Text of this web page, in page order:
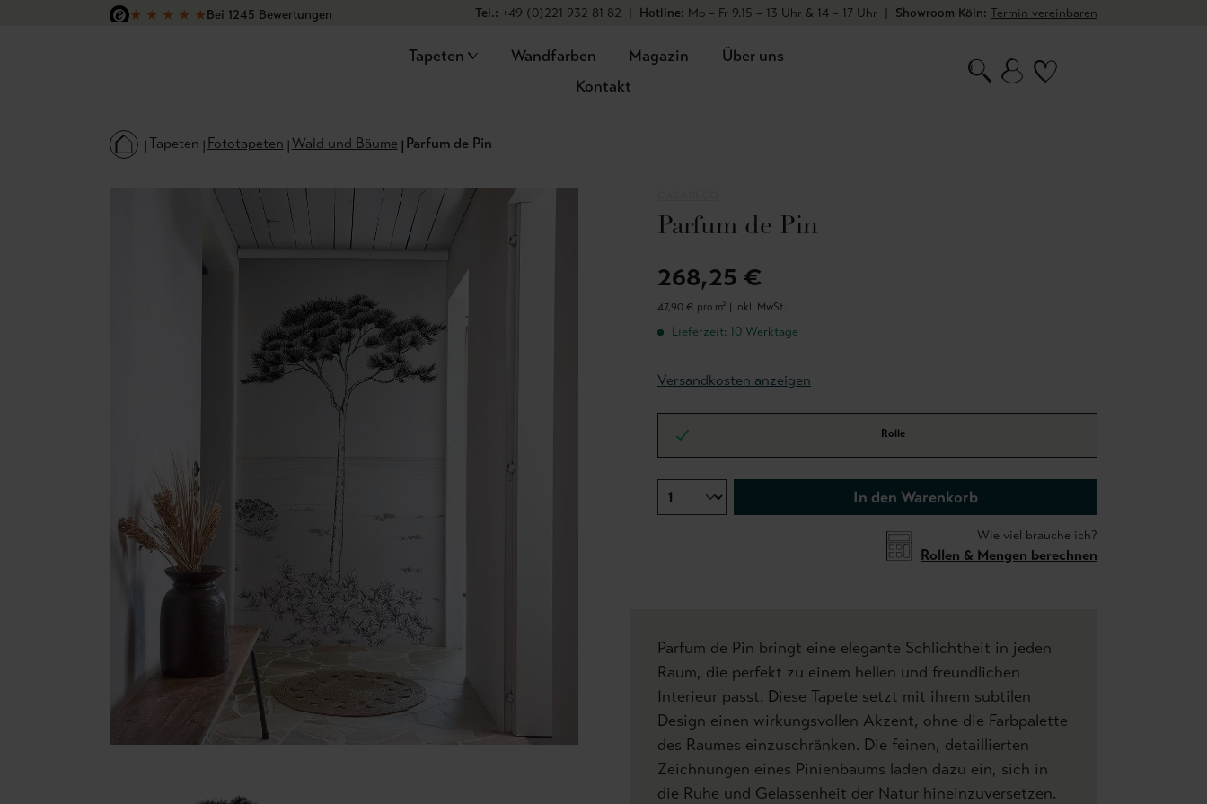
Hauptinhalt springen
Zur Suche springen
Zur Hauptnavigation springen
★ ★ ★ ★ ★Bei 1245 Bewertungen
Tel.: +49 (0)221 932 81 82 | Hotline: Mo – Fr 9.15 – 13 Uhr & 14 – 17 Uhr | Showroom Köln: Termin vereinbaren
Tapeten Wandfarben Magazin
Über uns
Kontakt
Tapeten Fototapeten Wald und Bäume Parfum de Pin
Parfum de Pin
268,25 €
47,90 € pro m² | inkl. MwSt.
Lieferzeit: 10 Werktage
Versandkosten anzeigen
Rolle
In den Warenkorb
Wie viel brauche ich?
Rollen & Mengen berechnen
Parfum de Pin bringt eine elegante Schlichtheit in jeden
Raum, die perfekt zu einem hellen und freundlichen
Interieur passt. Diese Tapete setzt mit ihrem subtilen
Design einen wirkungsvollen Akzent, ohne die Farbpalette
des Raumes einzuschränken. Die feinen, detaillierten
Zeichnungen eines Pinienbaums laden dazu ein, sich in
die Ruhe und Gelassenheit der Natur hineinzuversetzen.